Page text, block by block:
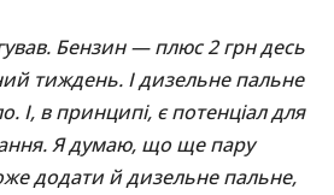
Бензин — плюс 2 грн десь
тиждень. І дизельне пальне
І, в принципі, є потенціал для
Я думаю, що ще пару
додати й дизельне пальне,